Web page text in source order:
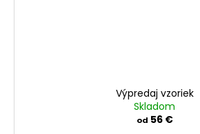
Výpredaj vzoriek
Skladom
od 56 €